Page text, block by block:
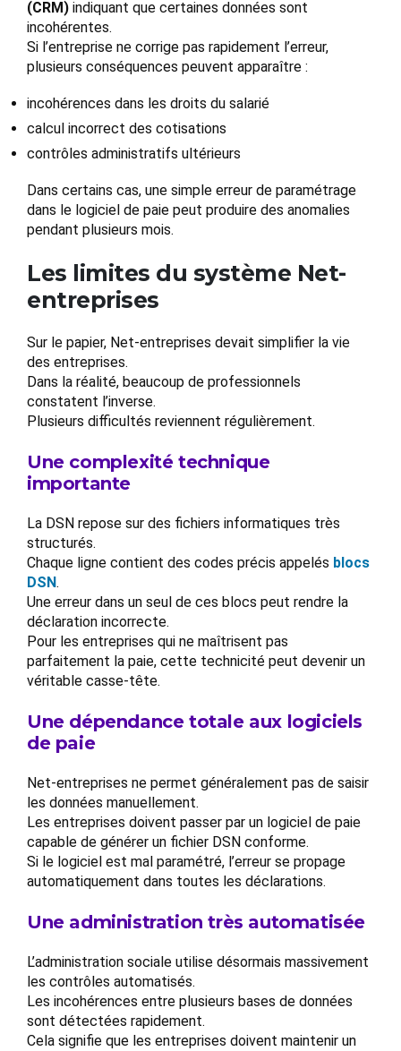
(CRM) indiquant que certaines données sont
incohérentes.
Si l’entreprise ne corrige pas rapidement l’erreur,
plusieurs conséquences peuvent apparaître :
incohérences dans les droits du salarié
calcul incorrect des cotisations
contrôles administratifs ultérieurs
Dans certains cas, une simple erreur de paramétrage
dans le logiciel de paie peut produire des anomalies
pendant plusieurs mois.
Les limites du système Net-
entreprises
Sur le papier, Net-entreprises devait simplifier la vie
des entreprises.
Dans la réalité, beaucoup de professionnels
constatent l’inverse.
Plusieurs difficultés reviennent régulièrement.
Une complexité technique
importante
La DSN repose sur des fichiers informatiques très
structurés.
Chaque ligne contient des codes précis appelés blocs
DSN.
Une erreur dans un seul de ces blocs peut rendre la
déclaration incorrecte.
Pour les entreprises qui ne maîtrisent pas
parfaitement la paie, cette technicité peut devenir un
véritable casse-tête.
Une dépendance totale aux logiciels
de paie
Net-entreprises ne permet généralement pas de saisir
les données manuellement.
Les entreprises doivent passer par un logiciel de paie
capable de générer un fichier DSN conforme.
Si le logiciel est mal paramétré, l’erreur se propage
automatiquement dans toutes les déclarations.
Une administration très automatisée
L’administration sociale utilise désormais massivement
les contrôles automatisés.
Les incohérences entre plusieurs bases de données
sont détectées rapidement.
Cela signifie que les entreprises doivent maintenir un